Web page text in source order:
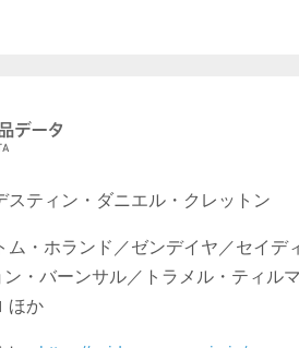
スティン・ダニエル・クレットン
ム・ホランド／ゼンデイヤ／セイデ
ン・バーンサル／トラメル・ティル
ほか